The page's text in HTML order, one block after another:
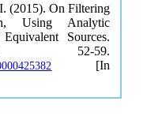
(2015). On Filtering
Using Analytic
Sources.
59.
[In